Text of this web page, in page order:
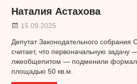
Наталия Астахова
15.09.2025
Депутат Законодательного собрания
считает, что первоначальную задачу
лжеобщепитом — подменили
площадью 50 кв.м.